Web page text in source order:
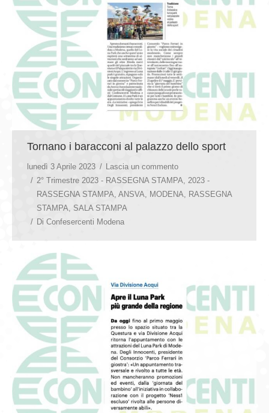
Tornano i baracconi al palazzo dello sport
lunedì 3 Aprile 2023
Lascia un commento
2° Trimestre 2023 - RASSEGNA STAMPA, 2023 -
RASSEGNA STAMPA, ANSVA, MODENA, RASSEGNA
STAMPA, SALA STAMPA
Di Confesercenti Modena